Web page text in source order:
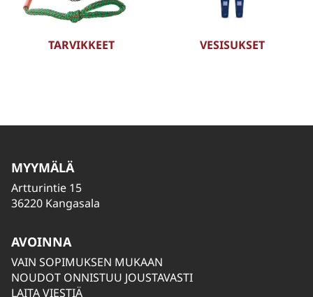
TARVIKKEET VESISUKSET
MYYMÄLÄ
Artturintie 15
36220 Kangasala
AVOINNA
VAIN SOPIMUKSEN MUKAAN
NOUDOT ONNISTUU JOUSTAVASTI
LAITA VIESTIÄ